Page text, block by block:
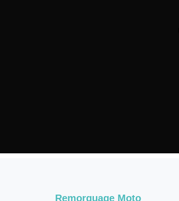
Remorquage Moto